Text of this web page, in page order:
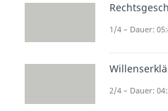
Nach
Studyflix zu
1/4 – Dauer:
2/4 – Dauer: